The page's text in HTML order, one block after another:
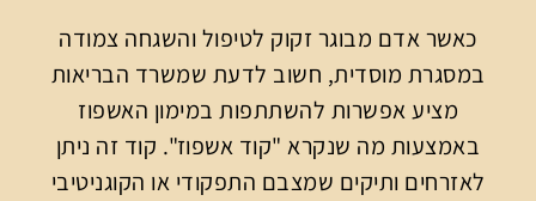
כאשר אדם מבוגר זקוק לטיפול והשגחה צמודה
במסגרת מוסדית, חשוב לדעת שמשרד הבריאות
מציע אפשרות להשתתפות במימון האשפוז
באמצעות מה שנקרא "קוד אשפוז". קוד זה ניתן
לאזרחים ותיקים שמצבם התפקודי או הקוגניטיבי